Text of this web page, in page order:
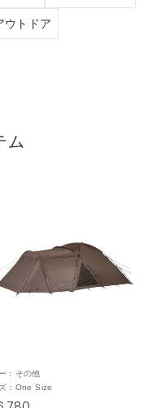
ウトドア
ム
： その他
： One Size